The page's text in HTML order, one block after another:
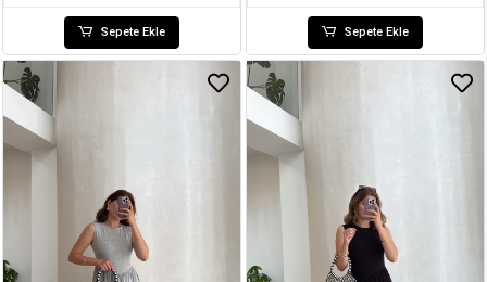
Sepete Ekle Sepete Ekle